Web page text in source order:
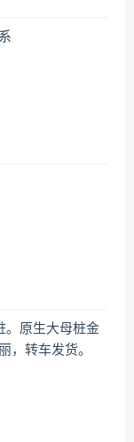
。原生大母桩金
，转车发货。